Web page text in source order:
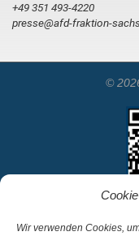
Wir verwenden Cookies,
+49 351 493-4220
presse@afd-fraktion-
©